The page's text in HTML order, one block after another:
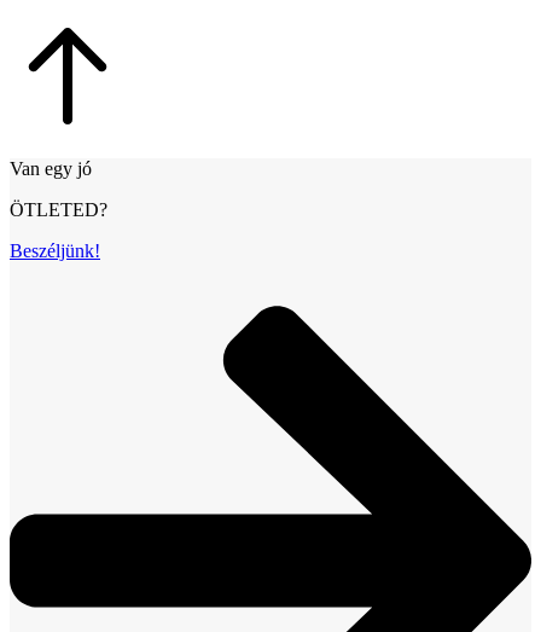
Van egy jó
ÖTLETED?
Beszéljünk!